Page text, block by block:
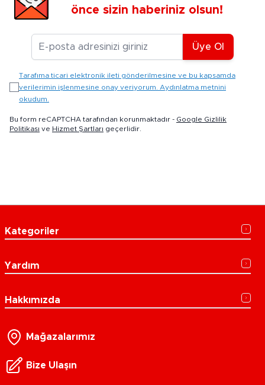
önce sizin haberiniz olsun!
E-posta Adresiniz
Üye Ol
Tarafıma ticari elektronik ileti gönderilmesine ve bu kapsamda
verilerimin işlenmesine onay veriyorum. Aydınlatma metnini
okudum.
Bu form reCAPTCHA tarafından korunmaktadır - Google Gizlilik
Politikası ve Hizmet Şartları geçerlidir.
Kategoriler
Yardım
Hakkımızda
Mağazalarımız
Bize Ulaşın